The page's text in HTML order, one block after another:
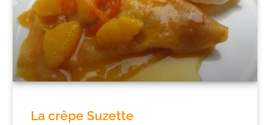
La crêpe Suzette